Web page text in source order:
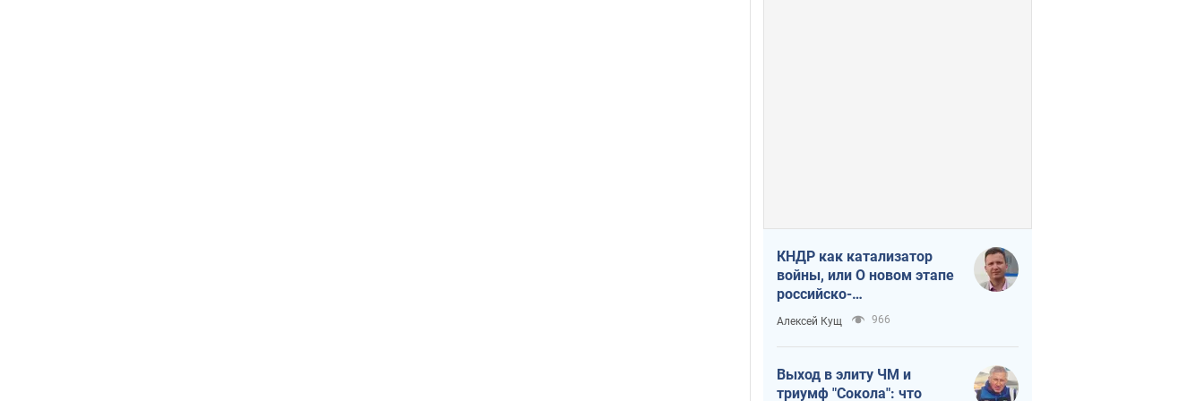
КНДР как катализатор
войны, или О новом этапе
российско-
северокорейского союза
Алексей Кущ 966
Выход в элиту ЧМ и
триумф "Сокола": что